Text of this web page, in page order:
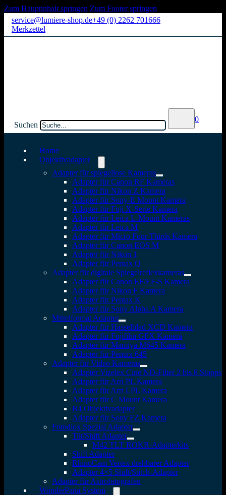
Zum Hauptinhalt springen Zum Footer springen
service@lumiere-shop.de+49 (0) 2262 701666
Merkzettel
Suchen
0
Home
Objektivadapter
Adapter für spiegellose Kameras
Adapter für Canon RF Kameras
Adapter für Nikon Z Kamera
Adapter für Sony-E Mount Kamera
Adapter für Fuji X-Serie Kamera
Adapter für Leica L-Mount Kameras
Adapter für Leica M
Adapter für Micro Four Thirds Kamera
Adapter für Canon EOS M
Adapter für Nikon 1
Adapter für Pentax Q
Adapter für digitale Spiegelreflexkameras
Adapter für Canon EF/EF-S Kamera
Adapter für Nikon F Kamera
Adapter für Pentax K
Adapter für Sony Alpha A Kamera
Mittelformat Adapter
Adapter für Hasselblad XCD Kamera
Adapter für Fujifilm GFX Kamera
Adapter für Mamiya M645 Kamera
Adapter für Pentax 645
Adapter für Video Kameras
Adapter Vizelex Cine ND-Filter 2 bis 8 Stopps
Adapter für Arri PL Kamera
Adapter für Arri LPL Kamera
Adapter für C Mount Kamera
B4 Objektivadapter
Adapter für Sony FZ Kamera
Fotodiox Spezial Adapter
Tilt/Shift Adapter
M42 TLT ROKR-Adapterkits
Shift Adapter
RhinoCam Vertex drehbarer Adapter
Adapter 4×5 Shift/Stitch-Adapter
Adapter für Astrofotografen
WonderPana System